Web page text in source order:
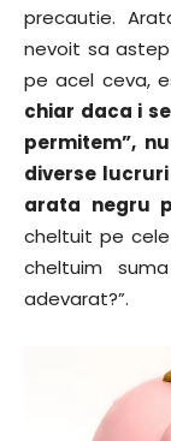
precautie.
nevoit sa
pe acel ceva,
chiar daca i
permitem”,
diverse
arata negru
cheltuit pe
cheltuim
adevarat?”.